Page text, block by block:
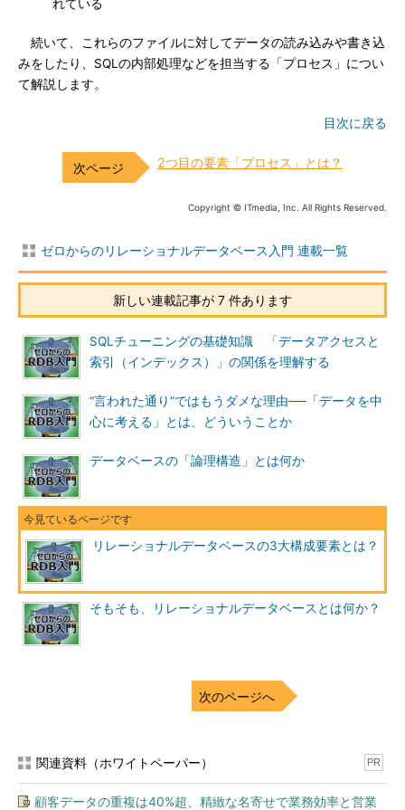
れている
続いて、これらのファイルに対してデータの読み込みや書き込
みをしたり、SQLの内部処理などを担当する「プロセス」につい
て解説します。
目次に戻る
2つ目の要素「プロセス」とは？
Copyright © ITmedia, Inc. All Rights Reserved.
ゼロからのリレーショナルデータベース入門 連載一覧
新しい連載記事が 7 件あります
SQLチューニングの基礎知識 「データアクセスと
索引（インデックス）」の関係を理解する
“言われた通り”ではもうダメな理由──「データを中
心に考える」とは、どういうことか
データベースの「論理構造」とは何か
リレーショナルデータベースの3大構成要素とは？
そもそも、リレーショナルデータベースとは何か？
次のページへ
関連資料（ホワイトペーパー） PR
顧客データの重複は40%超、精緻な名寄せで業務効率と営業